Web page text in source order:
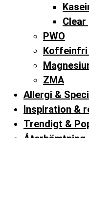
PWO
Koffeinfri
ZMA
Allergi &
Inspiration &
Trendigt &
Återhämtning